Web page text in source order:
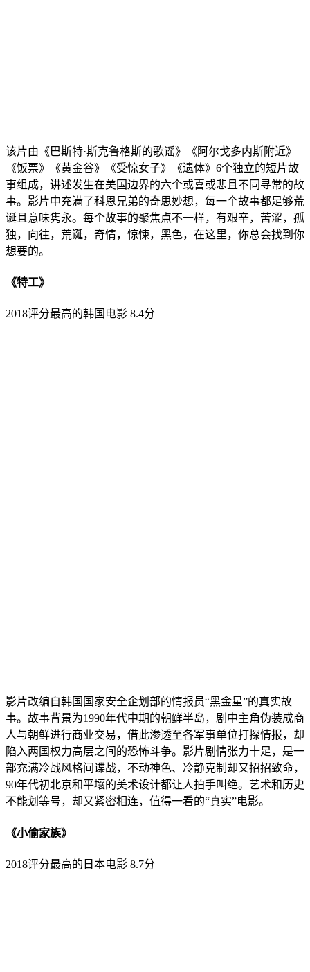
该片由《巴斯特·斯克鲁格斯的歌谣》《阿尔戈多内斯附近》
《饭票》《黄金谷》《受惊女子》《遗体》6个独立的短片故
事组成，讲述发生在美国边界的六个或喜或悲且不同寻常的故
事。影片中充满了科恩兄弟的奇思妙想，每一个故事都足够荒
诞且意味隽永。每个故事的聚焦点不一样，有艰辛，苦涩，孤
独，向往，荒诞，奇情，惊悚，黑色，在这里，你总会找到你
想要的。
《特工》
2018评分最高的韩国电影 8.4分
影片改编自韩国国家安全企划部的情报员“黑金星”的真实故
事。故事背景为1990年代中期的朝鲜半岛，剧中主角伪装成商
人与朝鲜进行商业交易，借此渗透至各军事单位打探情报，却
陷入两国权力高层之间的恐怖斗争。影片剧情张力十足，是一
部充满冷战风格间谍战，不动神色、冷静克制却又招招致命，
90年代初北京和平壤的美术设计都让人拍手叫绝。艺术和历史
不能划等号，却又紧密相连，值得一看的“真实”电影。
《小偷家族》
2018评分最高的日本电影 8.7分